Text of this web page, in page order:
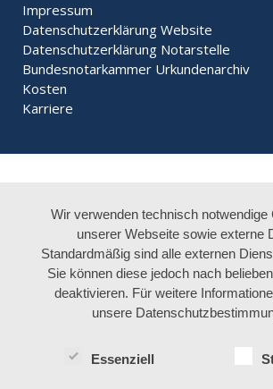
Impressum
Datenschutzerklärung Website
Datenschutzerklärung Notarstelle
Bundesnotarkammer Urkundenarchiv
Kosten
Karriere
Wir verwenden technisch notwendige
unserer Webseite sowie externe
Standardmäßig sind alle externen
Sie können diese jedoch nach
deaktivieren. Für weitere
unsere
Essenziell